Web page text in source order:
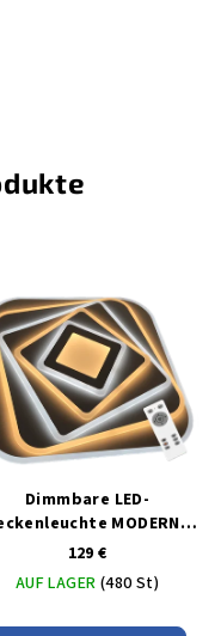
Dimmbare LED-
MODERNA
210W mit MULTICOLOR-
Controller
129 €
AUF LAGER (480 St)